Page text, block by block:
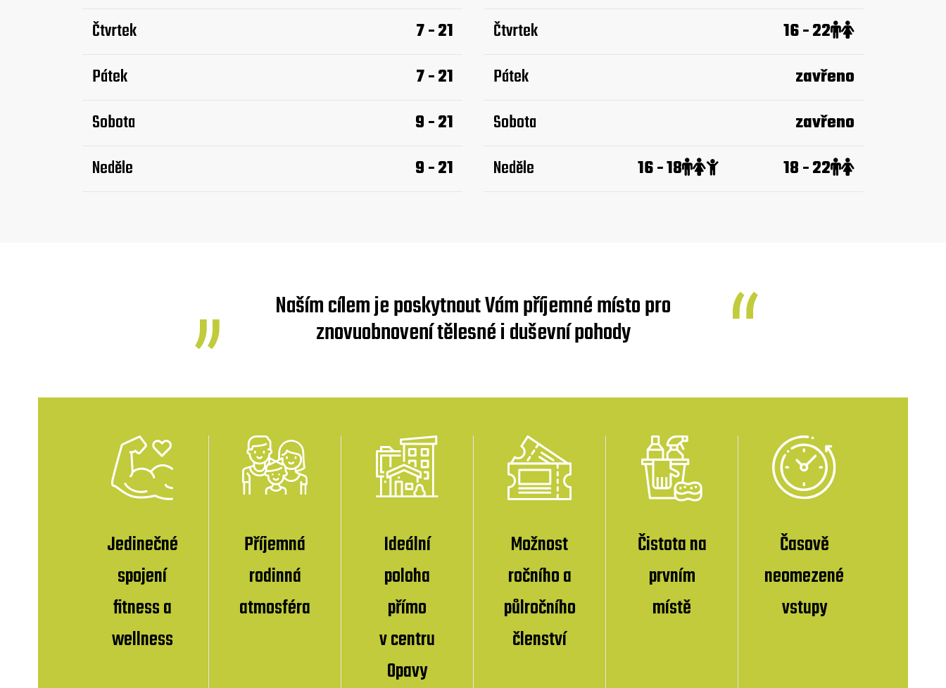
Čtvrtek
7 - 21
Pátek
7 - 21
Sobota
9 - 21
Neděle
9 - 21
Čtvrtek
16 - 22
Pátek
zavřeno
Sobota
zavřeno
Neděle
16 - 18 18 - 22
Naším cílem je poskytnout Vám příjemné místo pro
znovuobnovení tělesné i duševní pohody
Jedinečné
spojení
fitness a
wellness
Příjemná
rodinná
atmosféra
Ideální
poloha
přímo
v centru
Opavy
Možnost
ročního a
půlročního
členství
Čistota na
prvním
místě
Časově
neomezené
vstupy